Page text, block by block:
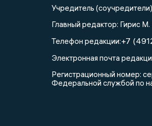
Учредитель
Главный редактор: Гирис М.
Телефон редакции:+7
Электронная почта
Регистрационный номер:
Федеральной службой по